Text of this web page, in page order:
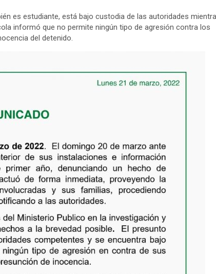
es estudiante, está bajo custodia de las autoridades
informó que no permite ningún tipo de agresión contra los
del detenido.